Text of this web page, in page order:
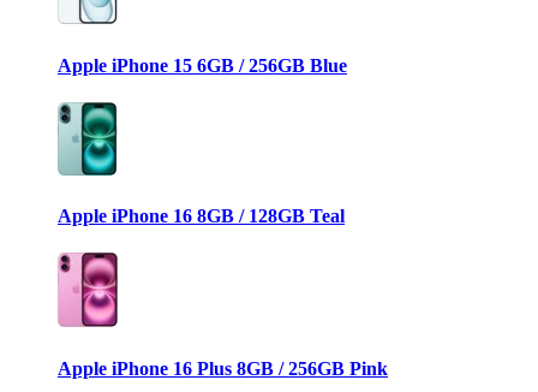
Apple iPhone 15 6GB / 256GB Blue
Apple iPhone 16 8GB / 128GB Teal
Apple iPhone 16 Plus 8GB / 256GB Pink